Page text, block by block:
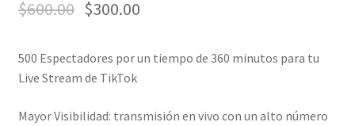
$600.00 $300.00
500 Espectadores por un tiempo de 360 minutos para tu
Live Stream de TikTok
Mayor Visibilidad: transmisión en vivo con un alto número